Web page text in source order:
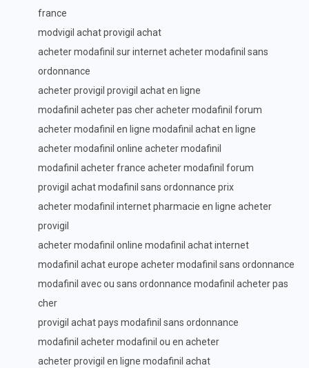
france
modvigil achat provigil achat
acheter modafinil sur internet acheter modafinil sans
ordonnance
acheter provigil provigil achat en ligne
modafinil acheter pas cher acheter modafinil forum
acheter modafinil en ligne modafinil achat en ligne
acheter modafinil online acheter modafinil
modafinil acheter france acheter modafinil forum
provigil achat modafinil sans ordonnance prix
acheter modafinil internet pharmacie en ligne acheter
provigil
acheter modafinil online modafinil achat internet
modafinil achat europe acheter modafinil sans ordonnance
modafinil avec ou sans ordonnance modafinil acheter pas
cher
provigil achat pays modafinil sans ordonnance
modafinil acheter modafinil ou en acheter
acheter provigil en ligne modafinil achat